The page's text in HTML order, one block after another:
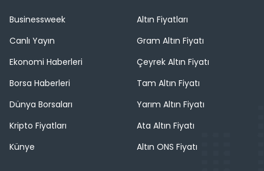
Businessweek
Canlı Yayın
Ekonomi Haberleri
Borsa Haberleri
Dünya Borsaları
Kripto Fiyatları
Künye
Altın Fiyatları
Gram Altın Fiyatı
Çeyrek Altın Fiyatı
Tam Altın Fiyatı
Yarım Altın Fiyatı
Ata Altın Fiyatı
Altın ONS Fiyatı